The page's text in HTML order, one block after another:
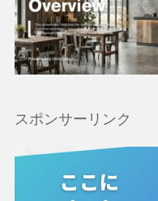
スポンサーリンク